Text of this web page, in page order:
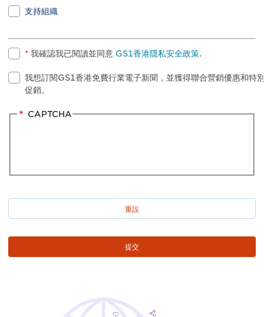
支持組織
* 我確認我已閱讀並同意 GS1香港隱私安全政策.
我想訂閱GS1香港免費行業電子新聞，並獲得聯合營銷優惠和特
促銷。
CAPTCHA